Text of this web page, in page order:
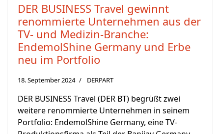
DER BUSINESS Travel gewinnt
renommierte Unternehmen aus der
TV- und Medizin-Branche:
EndemolShine Germany und Erbe
neu im Portfolio
18. September 2024 DERPART
DER BUSINESS Travel (DER BT) begrüßt zwei
weitere renommierte Unternehmen in seinem
Portfolio: EndemolShine Germany, eine TV-